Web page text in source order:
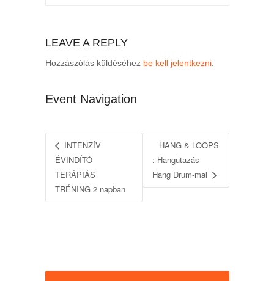
LEAVE A REPLY
Hozzászólás küldéséhez be kell jelentkezni.
Event Navigation
INTENZÍV
ÉVINDÍTÓ
TERÁPIÁS
TRÉNING 2 napban
HANG & LOOPS
: Hangutazás
Hang Drum-mal